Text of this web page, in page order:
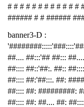
# # # # # # # # # # # #
###### # # ######
banner3-D :
##.... ##:::'## ##:::
##:::: ##::'##:. ##::
##:::: ##:'##:::. ##:
##:::: ##: #########:
##:::: ##: ##.... ##: